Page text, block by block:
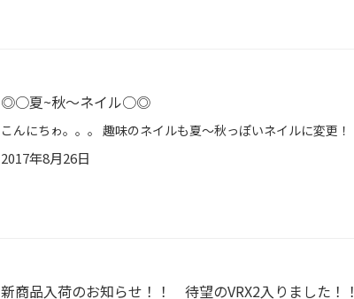
◎○夏~秋～ネイル○◎
2017年8月26日
新商品入荷のお知らせ！！ 待望のVRX2入りました！！